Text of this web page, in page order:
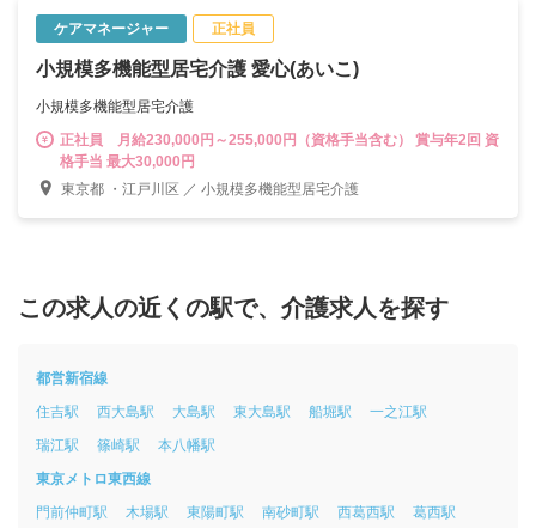
拠点を管轄する「マネジャー職」やスタッフの教育・育成に携われ
る「スーパーバイザー」などキャリアは多彩。様々なポジションに
挑戦できる環境が魅力です。
ケアマネージャー 正社員
小規模多機能型居宅介護 愛心(あいこ)
小規模多機能型居宅介護
正社員 月給230,000円～255,000円（資格手当含む） 賞与年2回 資
格手当 最大30,000円
東京都 ・江戸川区 ／ 小規模多機能型居宅介護
この求人の近くの駅で、介護求人を探す
都営新宿線
住吉駅
西大島駅 大島駅 東大島駅 船堀駅
一之江駅
瑞江駅
篠崎駅
本八幡駅
東京メトロ東西線
門前仲町駅
木場駅 東陽町駅 南砂町駅 西葛西駅
葛西駅